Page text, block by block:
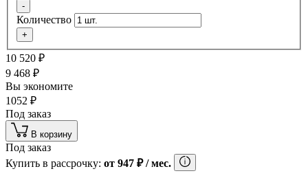
-
Количество
+
10 520 ₽
9 468 ₽
Вы экономите
1052 ₽
Под заказ
В корзину
Под заказ
Купить в рассрочку: от 947 ₽/ мес.